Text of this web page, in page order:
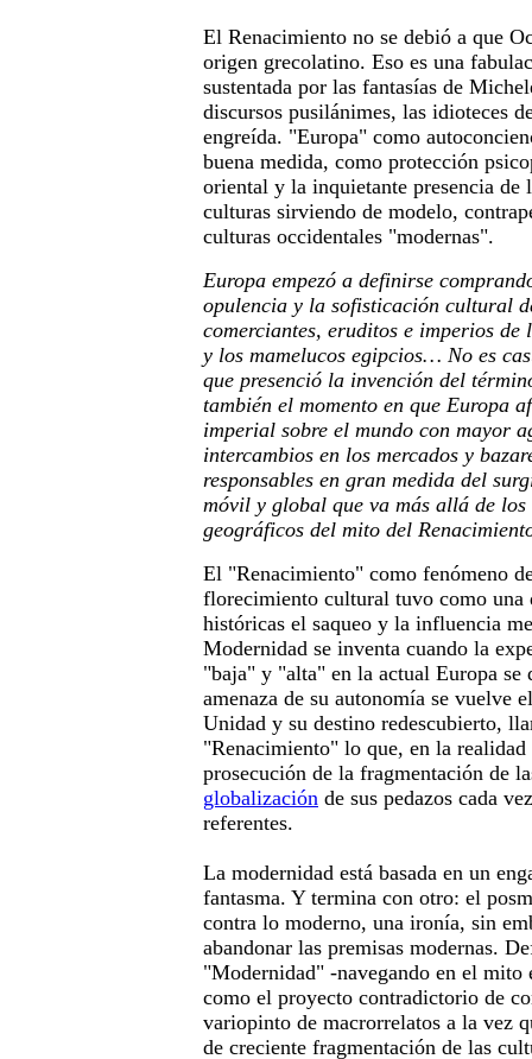
El Renacimiento no se debió a que
origen grecolatino. Eso es una
sustentada por las fantasías de
discursos pusilánimes, las idioteces
engreída. "Europa" como
buena medida, como protección
oriental y la inquietante presencia de
culturas sirviendo de modelo,
culturas occidentales "modernas".
Europa empezó a definirse
opulencia y la sofisticación cultural
comerciantes, eruditos e imperios de
y los mamelucos egipcios… No es
que presenció la invención del
también el momento en que Europa
imperial sobre el mundo con mayor
intercambios en los mercados y
responsables en gran medida del
móvil y global que va más allá de
geográficos del mito del
El "Renacimiento" como fenómeno
florecimiento cultural tuvo como una
históricas el saqueo y la influencia
Modernidad se inventa cuando la
"baja" y "alta" en la actual Europa se
amenaza de su autonomía se vuelve
Unidad y su destino redescubierto,
"Renacimiento" lo que, en la
prosecución de la fragmentación de
globalización de sus pedazos cada
referentes.
La modernidad está basada en un
fantasma. Y termina con otro: el
contra lo moderno, una ironía, sin
abandonar las premisas modernas.
"Modernidad" -navegando en el mito
como el proyecto contradictorio de
variopinto de macrorrelatos a la vez
de creciente fragmentación de las